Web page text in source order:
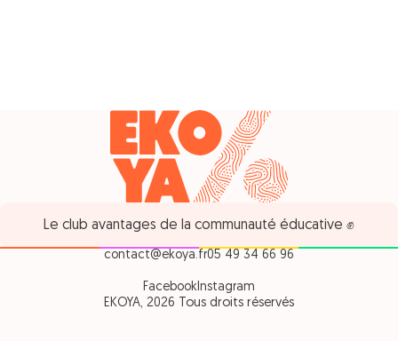
Le club avantages de la communauté éducative ✊
contact@ekoya.fr05 49 34 66 96
Facebook Instagram
EKOYA, 2026 Tous droits réservés